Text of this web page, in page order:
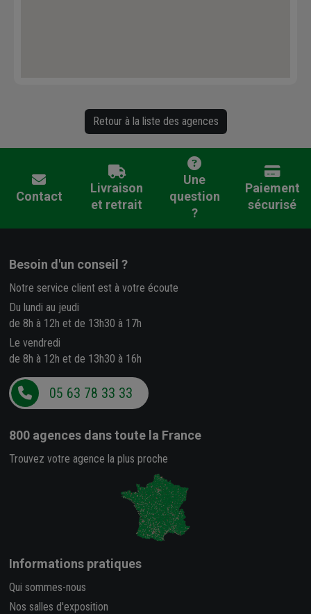
Retour à la liste des agences
Contact
Livraison
et retrait
Une
question
?
Paiement
sécurisé
Besoin d'un conseil ?
Notre service client est à votre écoute
Du lundi au jeudi
de 8h à 12h et de 13h30 à 17h
Le vendredi
de 8h à 12h et de 13h30 à 16h
05 63 78 33 33
800 agences dans toute la France
Trouvez votre agence la plus proche
Informations pratiques
Qui sommes-nous
Nos salles d'exposition